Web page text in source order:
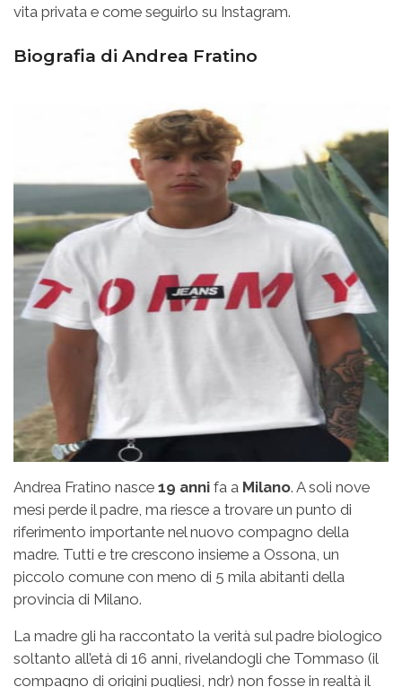
vita privata e come seguirlo su Instagram.
Biografia di Andrea Fratino
Andrea Fratino nasce 19 anni fa a Milano. A soli nove
mesi perde il padre, ma riesce a trovare un punto di
riferimento importante nel nuovo compagno della
madre. Tutti e tre crescono insieme a Ossona, un
piccolo comune con meno di 5 mila abitanti della
provincia di Milano.
La madre gli ha raccontato la verità sul padre biologico
soltanto all’età di 16 anni, rivelandogli che Tommaso (il
compagno di origini pugliesi, ndr) non fosse in realtà il